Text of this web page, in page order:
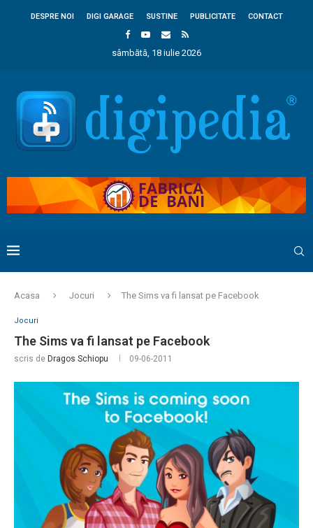
DESPRE NOI DIGI GARAGE SUSTINE PUBLICITATE CONTACT
sâmbătă, 18 iulie 2026
Acasa Jocuri The Sims va fi lansat pe Facebook
Jocuri
The Sims va fi lansat pe Facebook
scris de Dragos Schiopu 09-06-2011